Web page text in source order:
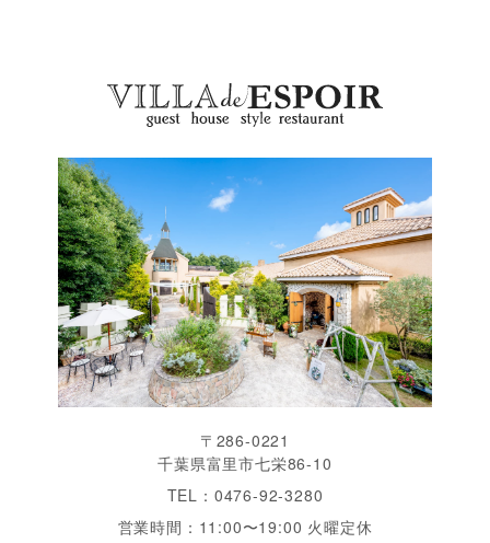
〒286-0221
千葉県富里市七栄86-10
TEL：0476-92-3280
営業時間：11:00〜19:00 火曜定休